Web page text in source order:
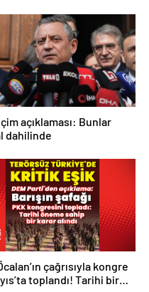
açıklaması: Bunlar
dahilinde
çağrısıyla kongre
toplandı! Tarihi bir